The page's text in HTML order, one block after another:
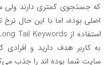
که جستجوی کمتری دارند ولی
اصلی بوده، اما با این حال
به کاربر هدف دارید و افرادی
سایت شما بوده اند را جذب